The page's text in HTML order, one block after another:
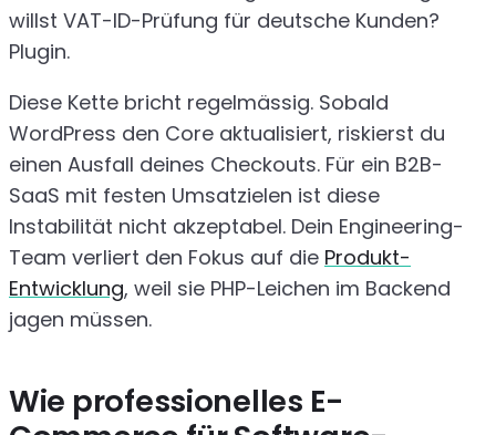
willst VAT-ID-Prüfung für deutsche Kunden?
Plugin.
Diese Kette bricht regelmässig. Sobald
WordPress den Core aktualisiert, riskierst du
einen Ausfall deines Checkouts. Für ein B2B-
SaaS mit festen Umsatzielen ist diese
Instabilität nicht akzeptabel. Dein Engineering-
Team verliert den Fokus auf die Produkt-
Entwicklung, weil sie PHP-Leichen im Backend
jagen müssen.
Wie professionelles E-